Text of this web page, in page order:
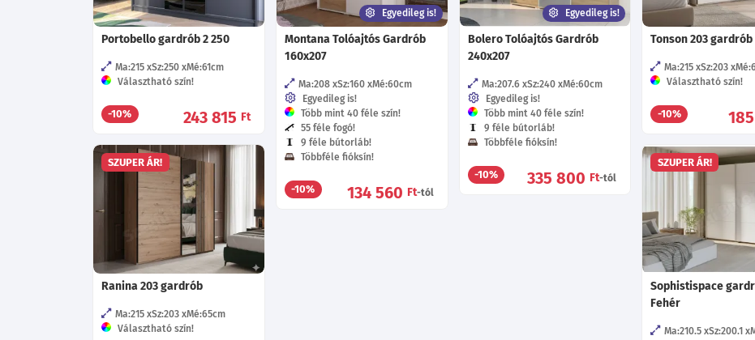
Portobello gardrób 2 250
Ma:215 Sz:250 Mé:61cm
Választható szín!
-10% 243 815 Ft
Egyedileg is!
Montana Tolóajtós Gardrób
160x207
Ma:208 Sz:160 Mé:60cm
Egyedileg is!
Több mint 40 féle szín!
55 féle fogó!
9 féle bútorláb!
Többféle fióksín!
-10% 134 560 Ft-tól
Egyedileg is!
Bolero Tolóajtós Gardrób
240x207
Ma:207.6 Sz:240 Mé:60cm
Egyedileg is!
Több mint 40 féle szín!
9 féle bútorláb!
Többféle fióksín!
-10% 335 800 Ft-tól
Tonson 203 gardrób
Ma:215 Sz:203
Választható szín!
-10%
SZUPER ÁR!
Ranina 203 gardrób
Ma:215 Sz:203 Mé:65cm
Választható szín!
SZUPER ÁR!
Sophistispace
Fehér
Ma:210.5 Sz:200.1